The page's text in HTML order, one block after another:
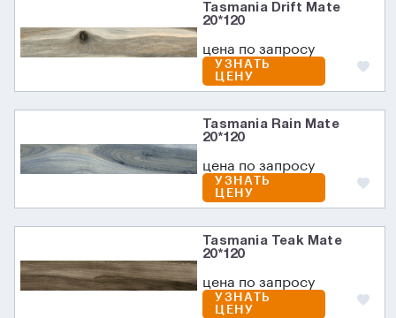
Tasmania Drift Mate
20*120
цена по запросу
УЗНАТЬ
ЦЕНУ
Tasmania Rain Mate
20*120
цена по запросу
УЗНАТЬ
ЦЕНУ
Tasmania Teak Mate
20*120
цена по запросу
УЗНАТЬ
ЦЕНУ